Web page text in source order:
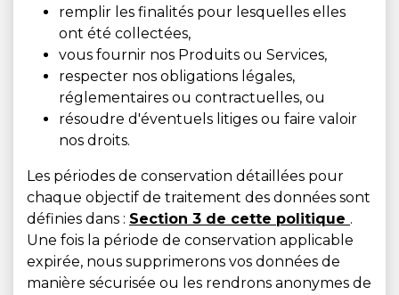
remplir les finalités pour lesquelles elles
ont été collectées,
vous fournir nos Produits ou Services,
respecter nos obligations légales,
réglementaires ou contractuelles, ou
résoudre d'éventuels litiges ou faire valoir
nos droits.
Les périodes de conservation détaillées pour
chaque objectif de traitement des données sont
définies dans : Section 3 de cette politique .
Une fois la période de conservation applicable
expirée, nous supprimerons vos données de
manière sécurisée ou les rendrons anonymes de